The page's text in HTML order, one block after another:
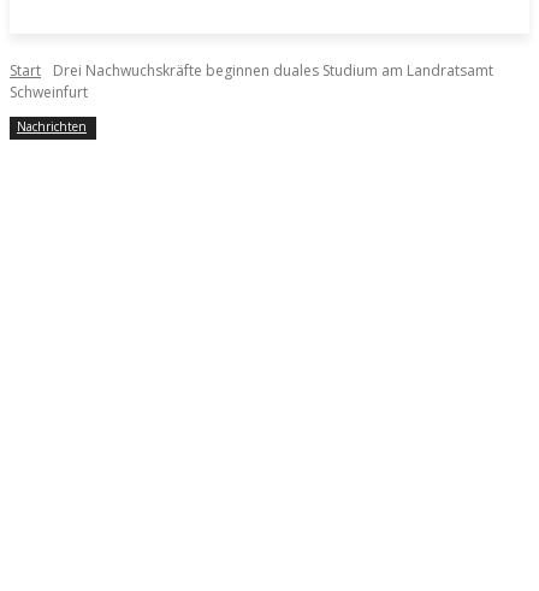
Start
Drei Nachwuchskräfte beginnen duales Studium am Landratsamt
Schweinfurt
Nachrichten